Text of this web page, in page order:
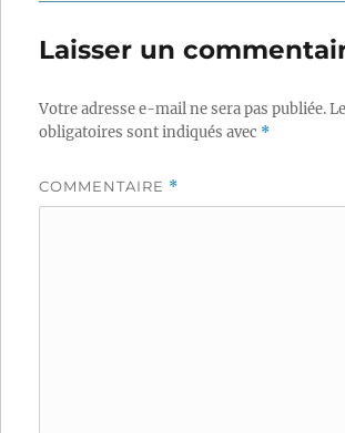
Laisser un
Votre adresse e-mail ne sera pas publiée.
obligatoires sont indiqués avec *
COMMENTAIRE *